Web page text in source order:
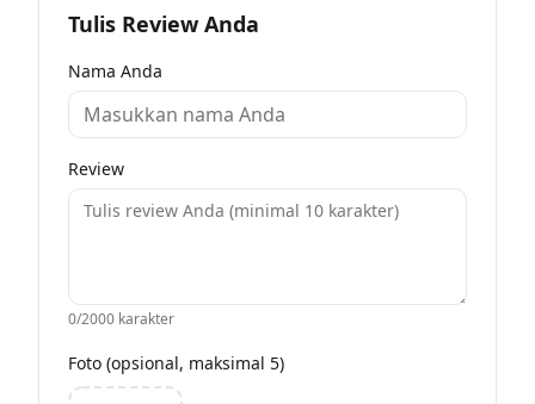
Tulis Review Anda
Nama Anda
Review
0/2000 karakter
Foto (opsional, maksimal 5)